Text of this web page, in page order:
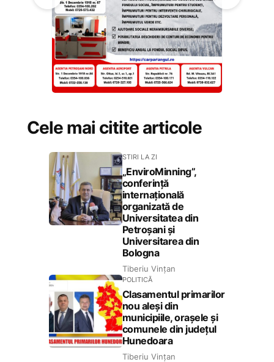
Cele mai citite articole
STIRI LA ZI
„EnviroMinning”,
conferință
internațională
organizată de
Universitatea din
Petroșani și
Universitarea din
Bologna
Tiberiu Vințan
POLITICĂ
Clasamentul primarilor
nou aleși din
municipiile, orașele și
comunele din județul
Hunedoara
Tiberiu Vințan